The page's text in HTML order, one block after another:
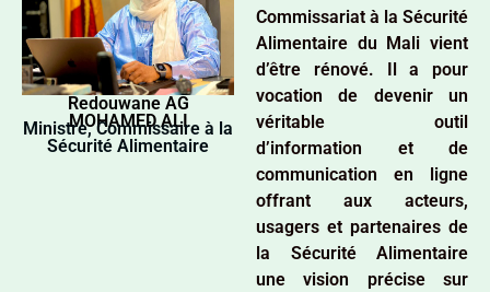
Redouwane AG
MOHAMED ALI
Ministre, Commissaire à la
Sécurité Alimentaire
Commissariat à la Sécurité
Alimentaire du Mali vient
d’être rénové. Il a pour
vocation de devenir un
véritable outil
d’information et de
communication en ligne
offrant aux acteurs,
usagers et partenaires de
la Sécurité Alimentaire
une vision précise sur